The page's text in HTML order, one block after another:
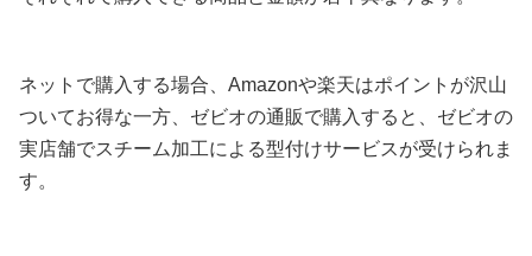
ネットで購入する場合、Amazonや楽天はポイントが沢山
ついてお得な一方、ゼビオの通販で購入すると、ゼビオの
実店舗でスチーム加工による型付けサービスが受けられま
す。